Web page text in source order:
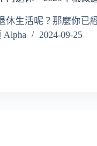
休生活呢？那麼你已
Alpha
2024-09-25